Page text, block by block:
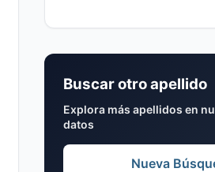
Buscar otro apellido
Explora más apellidos en
datos
Nueva